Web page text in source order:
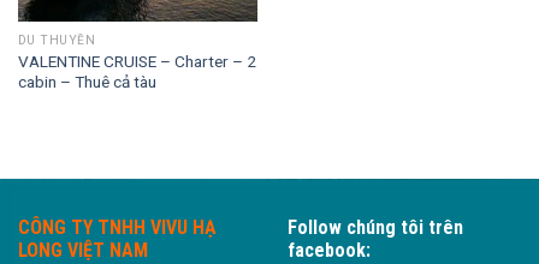
DU THUYỀN
VALENTINE CRUISE – Charter – 2
cabin – Thuê cả tàu
CÔNG TY TNHH VIVU HẠ
LONG VIỆT NAM
Follow chúng tôi trên
facebook: